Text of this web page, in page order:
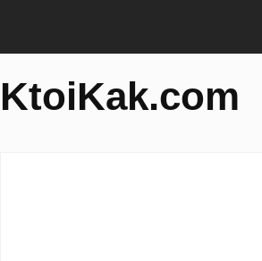
KtoiKak.com